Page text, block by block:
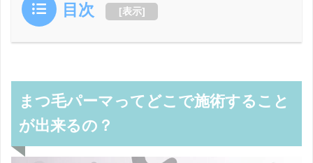
目次 [表示]
まつ毛パーマってどこで施術すること
が出来るの？